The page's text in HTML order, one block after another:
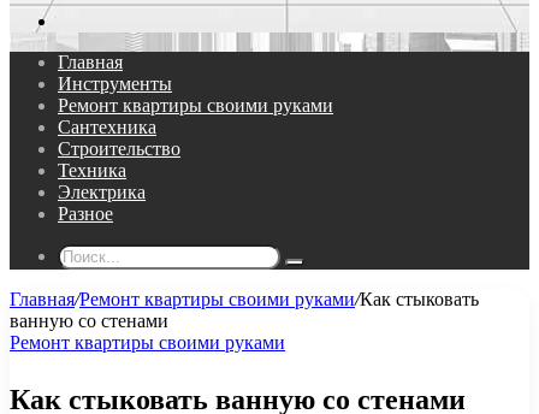
Главная
Инструменты
Ремонт квартиры своими руками
Сантехника
Строительство
Техника
Электрика
Разное
Поиск...
Главная/Ремонт квартиры своими руками/Как стыковать
ванную со стенами
Ремонт квартиры своими руками
Как стыковать ванную со стенами